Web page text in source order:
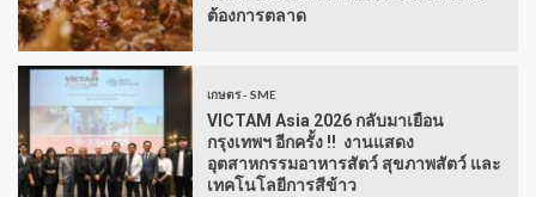
ต้องการตลาด
เกษตร - SME
VICTAM Asia 2026 กลับมาเยือน
กรุงเทพฯ อีกครั้ง !! งานแสดง
อุตสาหกรรมอาหารสัตว์ สุขภาพสัตว์ และ
เทคโนโลยีการสีข้าว